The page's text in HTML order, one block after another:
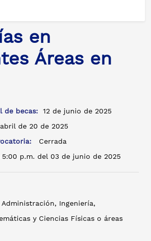
en
Áreas en
de becas: 12 de junio de 2025
de 20 de 2025
Cerrada
5:00 p.m. del 03 de junio de 2025
Administración, Ingeniería,
y Ciencias Físicas o áreas